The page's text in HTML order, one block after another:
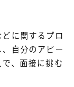
に関するプロ
自分のアピー
、面接に挑む